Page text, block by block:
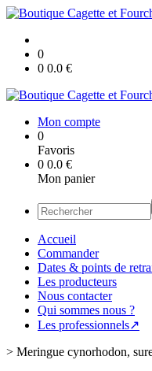
0
0 0.0 €
Mon compte
0
Favoris
0 0.0 €
Mon panier
Accueil
Commander
Dates & points de
Les producteurs
Nous contacter
Qui sommes nous ?
Les professionnels↗
> Meringue cynorhodon,